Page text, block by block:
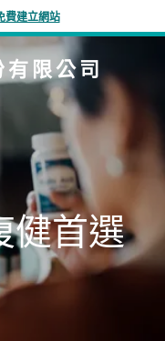
費建立網站
限公司
健首選